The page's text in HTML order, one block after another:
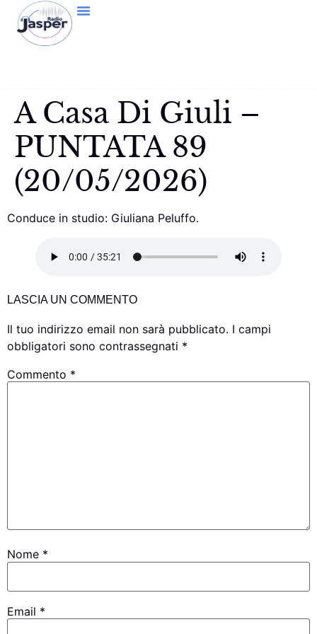
A Casa Di Giuli –
PUNTATA 89
(20/05/2026)
Conduce in studio: Giuliana Peluffo.
LASCIA UN COMMENTO
Il tuo indirizzo email non sarà pubblicato. I campi
obbligatori sono contrassegnati *
Commento *
Nome *
Email *